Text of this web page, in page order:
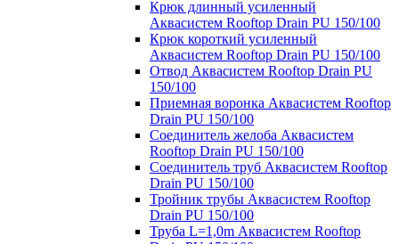
Крюк длинный усиленный
Аквасистем Rooftop Drain PU 150/100
Крюк короткий усиленный
Аквасистем Rooftop Drain PU 150/100
Отвод Аквасистем Rooftop Drain PU
150/100
Приемная воронка Аквасистем Rooftop
Drain PU 150/100
Соединитель желоба Аквасистем
Rooftop Drain PU 150/100
Соединитель труб Аквасистем Rooftop
Drain PU 150/100
Тройник трубы Аквасистем Rooftop
Drain PU 150/100
Труба L=1,0m Аквасистем Rooftop